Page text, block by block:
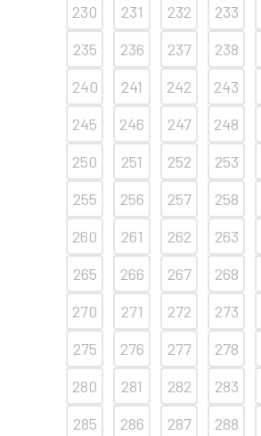
230
231 232 233
235
236 237 238
240
241 242 243
245
246 247 248
250
251 252 253
255
256 257 258
260
261 262 263
265
266 267 268
270
271 272 273
275
276 277 278
280
281 282 283
285
286 287 288